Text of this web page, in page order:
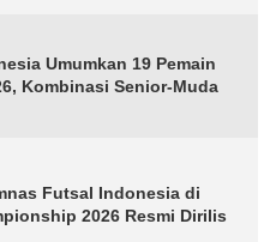
Umumkan 19 Pemain
Kombinasi Senior-Muda
Futsal Indonesia di
2026 Resmi Dirilis